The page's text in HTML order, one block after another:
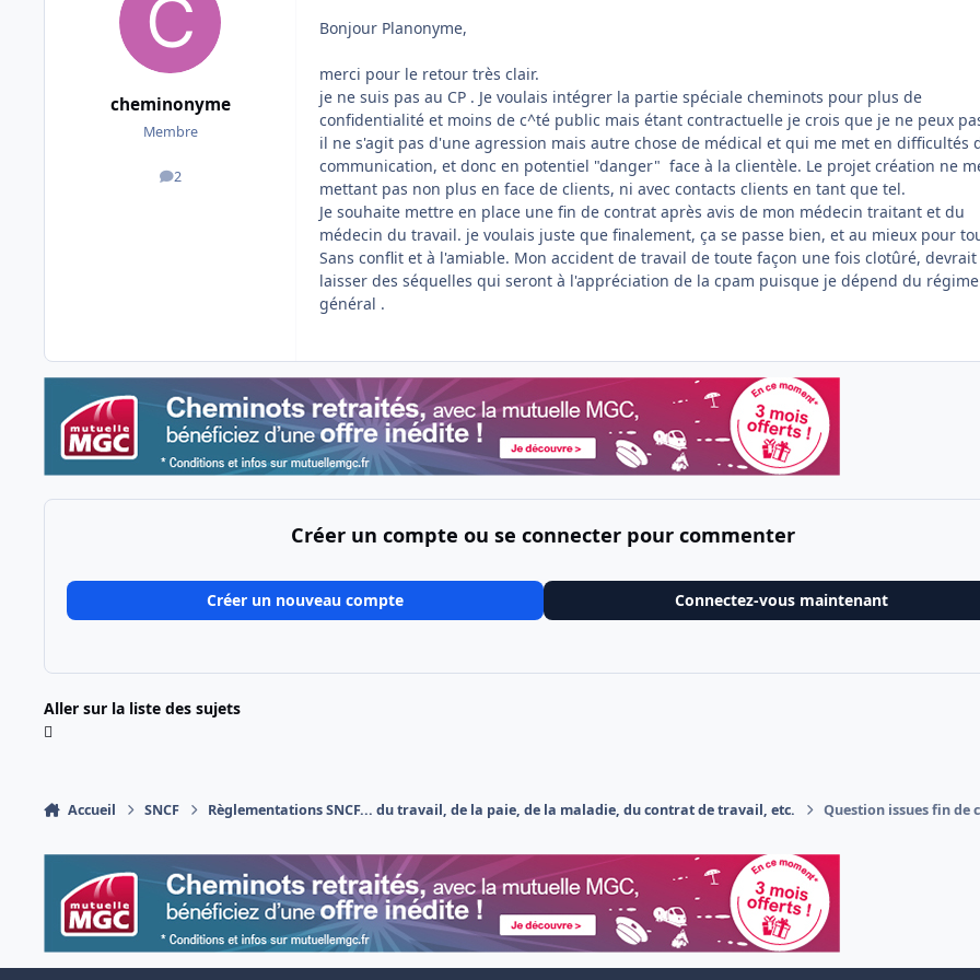
cheminonyme
Membre
2
messages
Bonjour Planonyme,
merci pour le retour très clair.
je ne suis pas au CP . Je voulais intégrer la partie spéciale cheminots pour plus de
confidentialité et moins de c^té public mais étant contractuelle je crois que je ne peux
il ne s'agit pas d'une agression mais autre chose de médical et qui me met en difficultés
communication, et donc en potentiel "danger" face à la clientèle. Le projet création ne
mettant pas non plus en face de clients, ni avec contacts clients en tant que tel.
Je souhaite mettre en place une fin de contrat après avis de mon médecin traitant et du
médecin du travail. je voulais juste que finalement, ça se passe bien, et au mieux pour
Sans conflit et à l'amiable. Mon accident de travail de toute façon une fois clotûré, devrait
laisser des séquelles qui seront à l'appréciation de la cpam puisque je dépend du régime
général .
Créer un compte ou se connecter pour commenter
Créer un nouveau compte Connectez-vous maintenant
Aller sur la liste des sujets
Accueil SNCF Règlementations SNCF... du travail, de la paie, de la maladie, du contrat de travail, etc. Question issues fin